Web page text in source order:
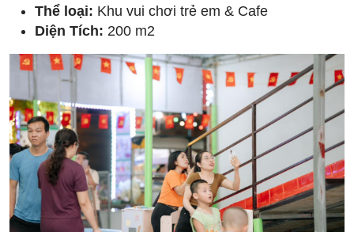
Thể loại: Khu vui chơi trẻ em & Cafe
Diện Tích: 200 m2